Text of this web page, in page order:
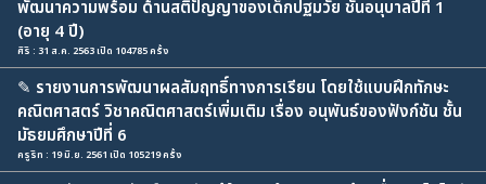
พัฒนาความพร้อม ด้านสติปัญญาของเด็กปฐมวัย ชั้นอนุบาลปีที่ 1
(อายุ 4 ปี)
ศิริ : 31 ส.ค. 2563 เปิด 104785 ครั้ง
✎ รายงานการพัฒนาผลสัมฤทธิ์ทางการเรียน โดยใช้แบบฝึกทักษะ
คณิตศาสตร์ วิชาคณิตศาสตร์เพิ่มเติม เรื่อง อนุพันธ์ของฟังก์ชัน ชั้น
มัธยมศึกษาปีที่ 6
ครูริท : 19 มิ.ย. 2561 เปิด 105219 ครั้ง